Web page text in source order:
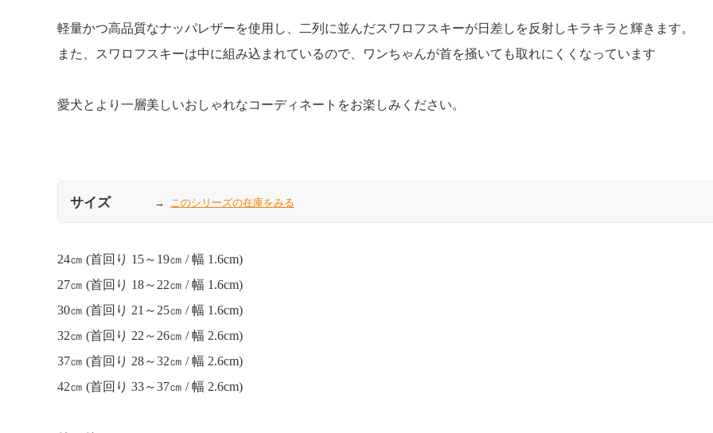
軽量かつ高品質なナッパレザーを使用し、二列に並んだスワロフスキーが日差しを反射しキラキラと輝きます。
また、スワロフスキーは中に組み込まれているので、ワンちゃんが首を掻いても取れにくくなっています
愛犬とより一層美しいおしゃれなコーディネートをお楽しみください。
サイズ このシリーズの在庫をみる
24㎝ (首回り 15～19㎝ / 幅 1.6cm)
27㎝ (首回り 18～22㎝ / 幅 1.6cm)
30㎝ (首回り 21～25㎝ / 幅 1.6cm)
32㎝ (首回り 22～26㎝ / 幅 2.6cm)
37㎝ (首回り 28～32㎝ / 幅 2.6cm)
42㎝ (首回り 33～37㎝ / 幅 2.6cm)